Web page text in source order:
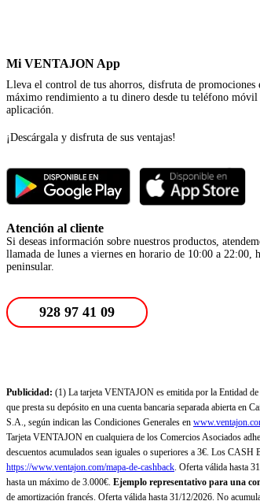
Mi VENTAJON App
Lleva el control de tus ahorros, disfruta de promociones
máximo rendimiento a tu dinero desde tu teléfono móvil
aplicación.
¡Descárgala y disfruta de sus ventajas!
Atención al cliente
Si deseas información sobre nuestros productos,
llamada de lunes a viernes en horario de 10:00 a 22:00,
peninsular.
928 97 41 09
Publicidad: (1) La tarjeta VENTAJON es emitida por la Entidad
que presta su depósito en una cuenta bancaria separada abierta en
S.A., según indican las Condiciones Generales en
Tarjeta VENTAJON en cualquiera de los Comercios Asociados
descuentos acumulados sean iguales o superiores a 3€. Los
https://www.ventajon.com/mapa-de-cashback. Oferta válida hasta
hasta un máximo de 3.000€. Ejemplo representativo para una
de amortización francés. Oferta válida hasta 31/12/2026. No